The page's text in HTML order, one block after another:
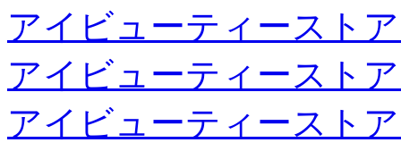
アイビューティースト
アイビューティースト
アイビューティースト